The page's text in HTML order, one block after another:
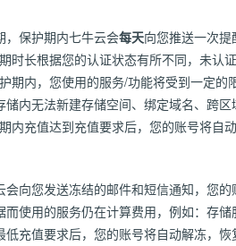
，保护期内七牛云会每天向您推送一次提
时长根据您的认证状态有所不同，未认
期内，您使用的服务/功能将受到一定
储内无法新建存储空间、绑定域名、跨
内充值达到充值要求后，您的账号将自动
向您发送冻结的邮件和短信通知，您的
使用的服务仍在计算费用，例如：存
充值要求后，您的账号将自动解冻，恢